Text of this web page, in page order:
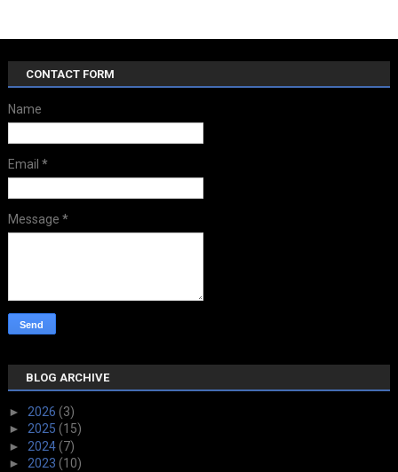
CONTACT FORM
Name
Email *
Message *
BLOG ARCHIVE
► 2026 (3)
► 2025 (15)
► 2024(7)
► 2023 (10)